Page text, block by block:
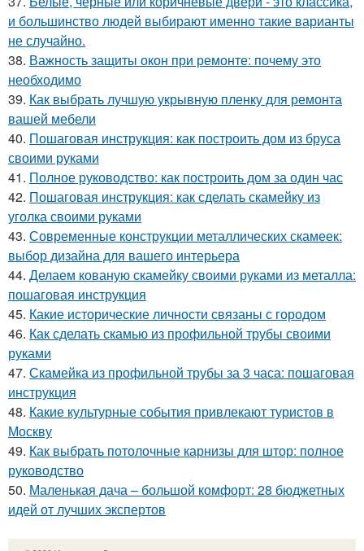
и большинство людей выбирают именно такие варианты
не случайно.
38. Важность защиты окон при ремонте: почему это
необходимо
39. Как выбрать лучшую укрывную пленку для ремонта
вашей мебели
40. Пошаговая инструкция: как построить дом из бруса
своими руками
41. Полное руководство: как построить дом за один час
42. Пошаговая инструкция: как сделать скамейку из
уголка своими руками
43. Современные конструкции металлических скамеек:
выбор дизайна для вашего интерьера
44. Делаем кованую скамейку своими руками из металла:
пошаговая инструкция
45. Какие исторические личности связаны с городом
46. Как сделать скамью из профильной трубы своими
руками
47. Скамейка из профильной трубы за 3 часа: пошаговая
инструкция
48. Какие культурные события привлекают туристов в
Москву
49. Как выбрать потолочные карнизы для штор: полное
руководство
50. Маленькая дача – большой комфорт: 28 бюджетных
идей от лучших экспертов